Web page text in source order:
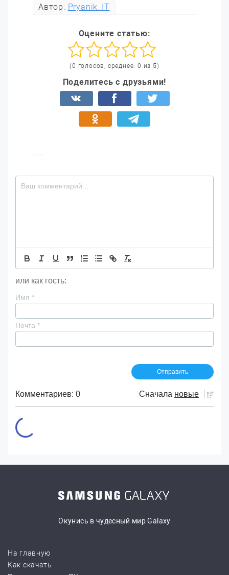
Автор: Pryanik_IT
Оцените статью:
(0 голосов, среднее: 0 из 5)
Поделитесь с друзьями!
или как гость:
Имя *
Почта *
Комментариев: 0 Сначала новые
Окунись в чудесный мир Galaxy
На главную
Как скачать